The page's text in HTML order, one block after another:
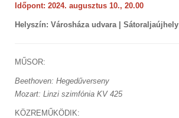
Időpont: 2024. augusztus 10., 20.00
Helyszín: Városháza udvara | Sátoraljaújhely
MŰSOR:
Beethoven: Hegedűverseny
Mozart: Linzi szimfónia KV 425
KÖZREMŰKÖDIK: